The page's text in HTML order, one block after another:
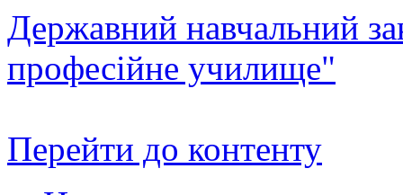
Державний навчальний
професійне училище"
Перейти до контенту